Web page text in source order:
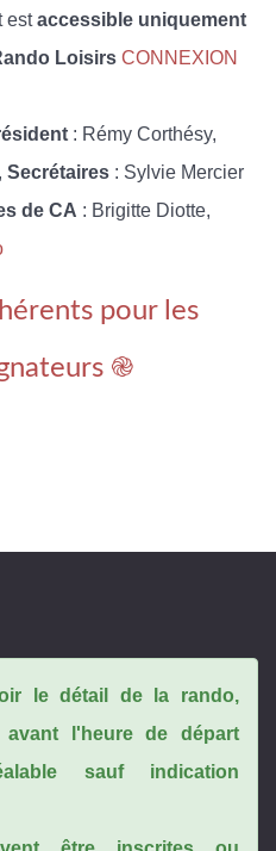
estaccessible uniquement
Loisirs CONNEXION
: Rémy Corthésy,
Secrétaires : Sylvie Mercier
de CA : Brigitte Diotte,
pour les
֎
le détail de la rando,
avant l'heure de départ
sauf indication